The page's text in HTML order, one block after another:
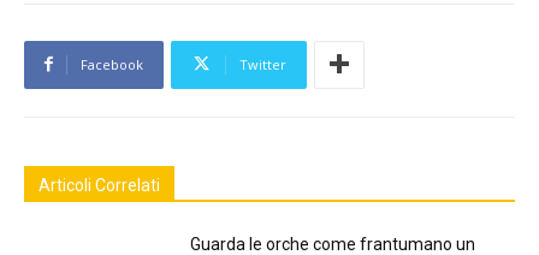
Facebook Twitter
Articoli Correlati
Guarda le orche come frantumano un